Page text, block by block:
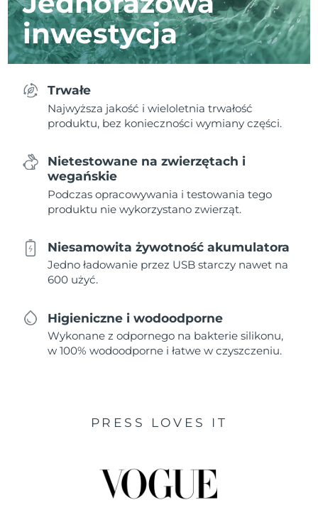
inwestycja
Trwałe
Najwyższa jakość i wieloletnia trwałość
produktu, bez konieczności wymiany części.
Nietestowane na zwierzętach i
wegańskie
Podczas opracowywania i testowania tego
produktu nie wykorzystano zwierząt.
Niesamowita żywotność akumulatora
Jedno ładowanie przez USB starczy nawet na
600 użyć.
Higieniczne i wodoodporne
Wykonane z odpornego na bakterie silikonu,
w 100% wodoodporne i łatwe w czyszczeniu.
PRESS LOVES IT